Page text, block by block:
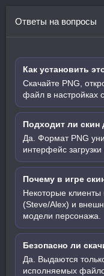
Ответы на вопросы
Как установить
Скачайте PNG,
файл в настройках
Подходит ли скин
Да. Формат PNG
интерфейс загрузки
Почему в игре
Некоторые клиенты
(Steve/Alex) и
модели персонажа.
Безопасно ли
Да. Выдаются
исполняемых